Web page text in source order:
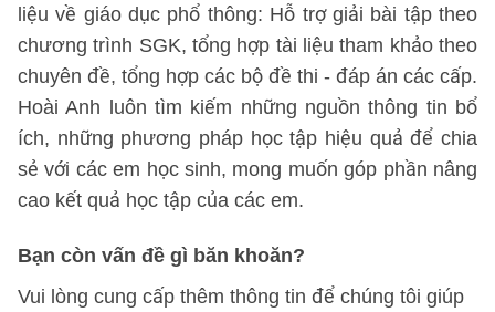
liệu về giáo dục phổ thông: Hỗ trợ giải bài tập theo
chương trình SGK, tổng hợp tài liệu tham khảo theo
chuyên đề, tổng hợp các bộ đề thi - đáp án các cấp.
Hoài Anh luôn tìm kiếm những nguồn thông tin bổ
ích, những phương pháp học tập hiệu quả để chia
sẻ với các em học sinh, mong muốn góp phần nâng
cao kết quả học tập của các em.
Bạn còn vấn đề gì băn khoăn?
Vui lòng cung cấp thêm thông tin để chúng tôi giúp